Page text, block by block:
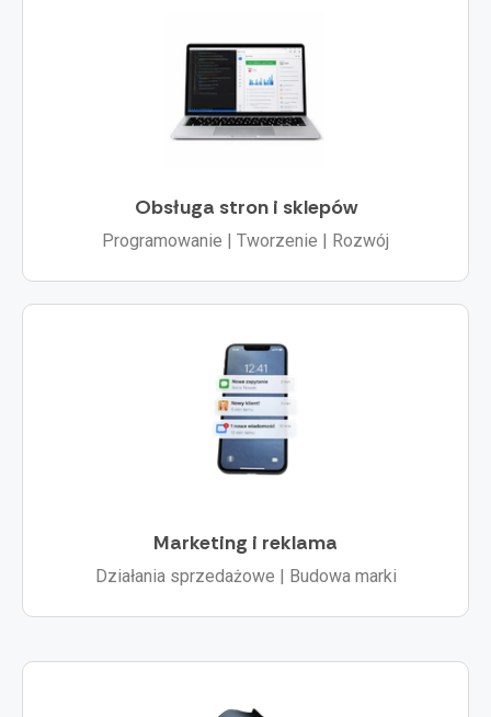
Obsługa stron i sklepów
Programowanie | Tworzenie | Rozwój
Marketing i reklama
Działania sprzedażowe | Budowa marki